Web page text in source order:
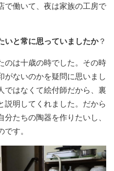
で働いて、夜は家族の工房で
と常に思っていましたか？
のは十歳の時でした。その時
がないのかを疑問に思いまし
ではなくて絵付師だから、裏
説明してくれました。だから
たちの陶器を作りたいし、
す。